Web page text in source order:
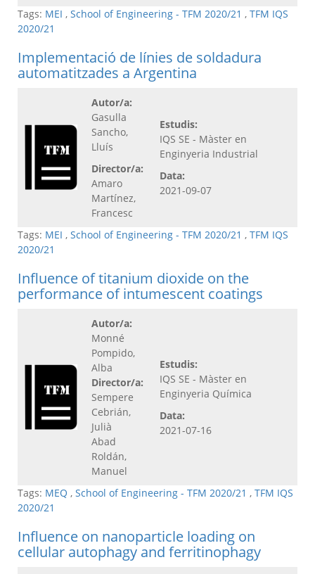
Tags: MEI , School of Engineering - TFM 2020/21 , TFM IQS
2020/21
Implementació de línies de soldadura
automatitzades a Argentina
Autor/a:
Gasulla
Sancho,
Lluís
Director/a:
Amaro
Martínez,
Francesc
Estudis:
IQS SE - Màster en
Enginyeria Industrial
Data:
2021-09-07
Tags: MEI , School of Engineering - TFM 2020/21 , TFM IQS
2020/21
Influence of titanium dioxide on the
performance of intumescent coatings
Autor/a:
Monné
Pompido,
Alba
Director/a:
Sempere
Cebrián,
Julià
Abad
Roldán,
Manuel
Estudis:
IQS SE - Màster en
Enginyeria Química
Data:
2021-07-16
Tags: MEQ , School of Engineering - TFM 2020/21 , TFM IQS
2020/21
Influence on nanoparticle loading on
cellular autophagy and ferritinophagy